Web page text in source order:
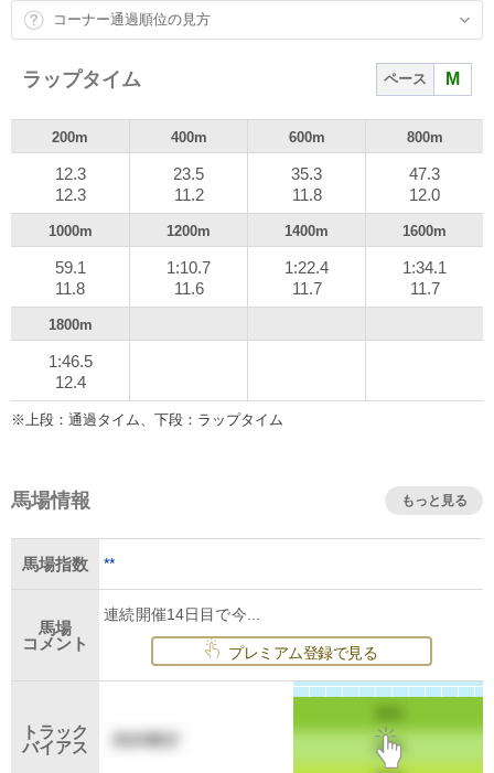
レースは大きな動きもなく、そのまま直線へ。テリオス
ツクーゲルとシュトラウスが捕まえに行く。後ろからはフ
ァーヴェントが脚を伸ばしてくるが、他は目立った伸びが
ない。人気のフォルラニーニも後方のまま。
直線半ばでシュバルツクーゲルがテリオスルルを交わし
トラウスが並びかける。満を持して追い出すと、いったん
半馬身ほど出るが、内のシュバルツクーゲルがしぶとく抵
抗。後ろからはファーヴェントが脚を伸ばしてくる。
粘るシュバルツクーゲルをゴール前100mでシュトラウス
が交わして先頭に立つ。ファーヴェントも脚を伸ばしてく
るが、シュトラウスが1馬身半ほど抜け出している。結果、
そのままの着差でゴールし、シュトラウスの初重賞制覇と
1.1/2馬身差の2着にはシュバルツクーゲルが粘り込み、さ
コーナー通過順位の見方
ラップタイム ペース M
200m 400m 600m 800m
12.3
12.3
23.5
11.2
35.3
11.8
47.3
12.0
1000m 1200m 1400m 1600m
59.1
11.8
1:10.7
11.6
1:22.4
11.7
1:34.1
11.7
1800m
1:46.5
12.4
※上段：通過タイム、下段：ラップタイム
馬場情報 もっと見る
馬場指数 **
馬場
コメント
連続開催14日目で今...
プレミアム登録で見る
トラック
バイアス